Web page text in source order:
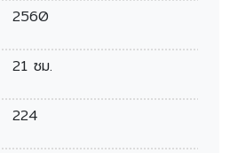
2560
21 ซม.
224